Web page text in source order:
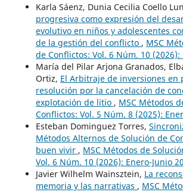
Karla Sáenz, Dunia Cecilia Coello
progresiva como expresión del
evolutivo en niños y adolescentes
de la gestión del conflicto , MSC
de Conflictos: Vol. 6 Núm. 10 (2026):
María del Pilar Arjona Granados,
Ortiz, El Arbitraje de inversiones en
resolución por la cancelación de
explotación de litio , MSC Métodos
Conflictos: Vol. 5 Núm. 8 (2025):
Esteban Dominguez Torres,
Métodos Alternos de Solución de
buen vivir , MSC Métodos de
Vol. 6 Núm. 10 (2026): Enero-Junio
Javier Wilhelm Wainsztein, La
memoria y las narrativas , MSC